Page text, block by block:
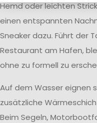
Hemd oder leichten
einen entspannten
Sneaker dazu. Führt der
Restaurant am Hafen,
ohne zu formell zu
Auf dem Wasser eignen
zusätzliche
Beim Segeln,